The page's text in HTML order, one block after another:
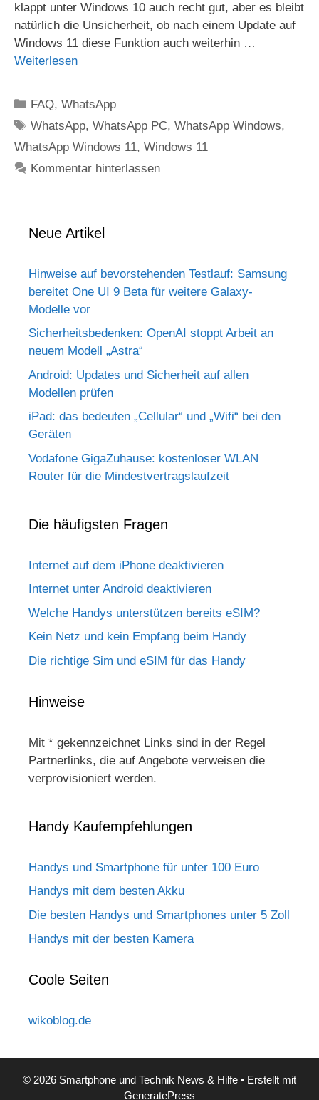
klappt unter Windows 10 auch recht gut, aber es bleibt
natürlich die Unsicherheit, ob nach einem Update auf
Windows 11 diese Funktion auch weiterhin …
Weiterlesen
Kategorien
FAQ,WhatsApp
Schlagwörter
WhatsApp,WhatsApp PC,WhatsApp Windows,
WhatsApp Windows 11, Windows 11
Kommentar hinterlassen
Neue Artikel
Hinweise auf bevorstehenden Testlauf: Samsung
bereitet One UI 9 Beta für weitere Galaxy-
Modelle vor
Sicherheitsbedenken: OpenAI stoppt Arbeit an
neuem Modell „Astra“
Android: Updates und Sicherheit auf allen
Modellen prüfen
iPad: das bedeuten „Cellular“ und „Wifi“ bei den
Geräten
Vodafone GigaZuhause: kostenloser WLAN
Router für die Mindestvertragslaufzeit
Die häufigsten Fragen
Internet auf dem iPhone deaktivieren
Internet unter Android deaktivieren
Welche Handys unterstützen bereits eSIM?
Kein Netz und kein Empfang beim Handy
Die richtige Sim und eSIM für das Handy
Hinweise
Mit * gekennzeichnet Links sind in der Regel
Partnerlinks, die auf Angebote verweisen die
verprovisioniert werden.
Handy Kaufempfehlungen
Handys und Smartphone für unter 100 Euro
Handys mit dem besten Akku
Die besten Handys und Smartphones unter 5 Zoll
Handys mit der besten Kamera
Coole Seiten
wikoblog.de
© 2026 Smartphone und Technik News & Hilfe • Erstellt mit
GeneratePress